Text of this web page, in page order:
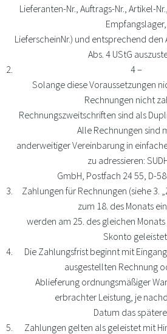
Lieferanten-Nr., Auftrags-Nr., Artikel-
Empfangslager,
LieferscheinNr.) und entsprechend
Abs. 4 UStG
4 –
Solange diese Voraussetzungen
Rechnungen nicht
Rechnungszweitschriften sind als
Alle Rechnungen sind
anderweitiger Vereinbarung in
zu adressieren:
GmbH, Postfach 24 55, D-
Zahlungen für Rechnungen (siehe 3.
zum 18. des Monats
werden am 25. des gleichen
Skonto
Die Zahlungsfrist beginnt mit
ausgestellten Rechnung
Ablieferung ordnungsmäßiger
erbrachter Leistung, je
Datum das
Zahlungen gelten als geleistet mit